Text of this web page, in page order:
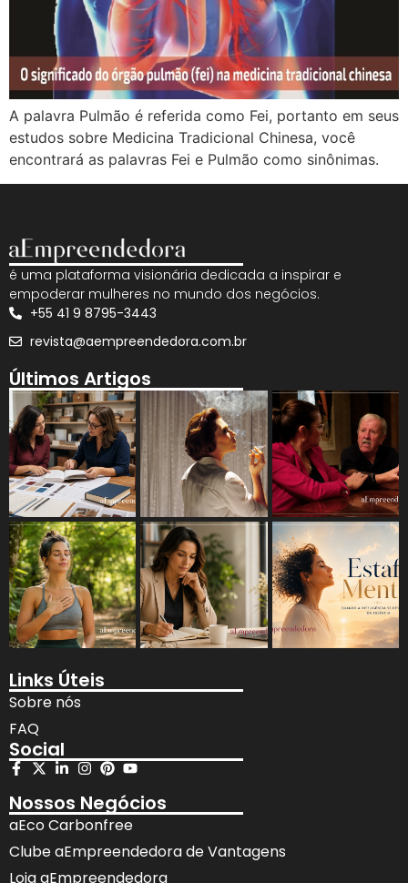
A palavra Pulmão é referida como Fei, portanto em seus
estudos sobre Medicina Tradicional Chinesa, você
encontrará as palavras Fei e Pulmão como sinônimas.
é uma plataforma visionária dedicada a inspirar e
empoderar mulheres no mundo dos negócios.
+55 41 9 8795-3443
revista@aempreendedora.com.br
Últimos Artigos
Links Úteis
Sobre nós
FAQ
Social
Nossos Negócios
aEco Carbonfree
Clube aEmpreendedora de Vantagens
Loja aEmpreendedora